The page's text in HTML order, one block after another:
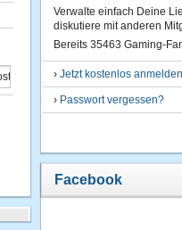
Verwalte einfach Deine
diskutiere mit anderen
Bereits 35463 Gaming-
› Jetzt kostenlos anmelden
› Passwort vergessen?
Facebook